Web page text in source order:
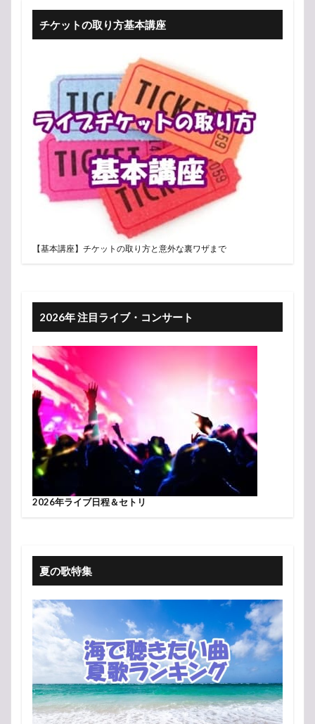
チケットの取り方基本講座
【基本講座】チケットの取り方と意外な裏ワザまで
2026年 注目ライブ・コンサート
2026年ライブ日程＆セトリ
夏の歌特集